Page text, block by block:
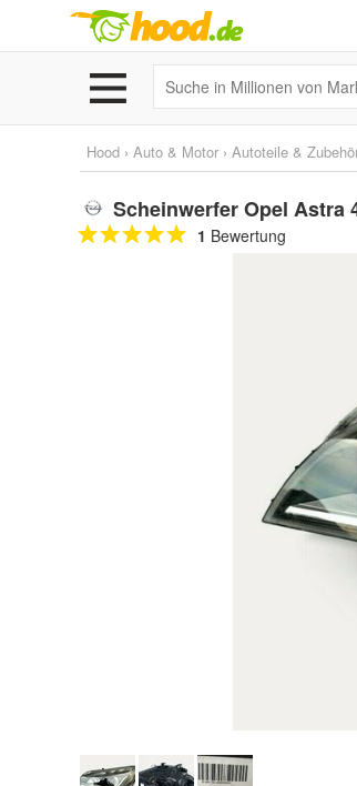
Hood › Auto & Motor › Autoteile &
Scheinwerfer Opel Astra
1 Bewertung